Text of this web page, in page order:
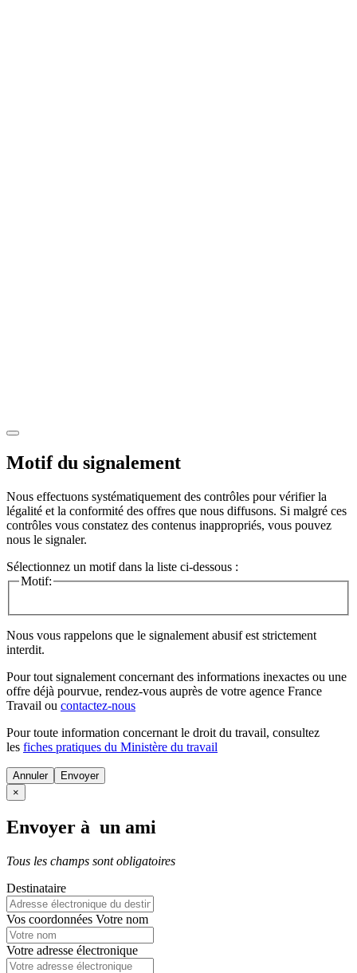
Motif du signalement
Nous effectuons systématiquement des contrôles pour vérifier la
légalité et la conformité des offres que nous diffusons. Si malgré ces
contrôles vous constatez des contenus inappropriés, vous pouvez
nous le signaler.
Sélectionnez un motif dans la liste ci-dessous :
Motif:
Nous vous rappelons que le signalement abusif est strictement
interdit.
Pour tout signalement concernant des informations inexactes ou une
offre déjà pourvue, rendez-vous auprès de votre agence France
Travail ou contactez-nous
Pour toute information concernant le droit du travail, consultez
les fiches pratiques du Ministère du travail
Annuler
×
Envoyer à un ami
Tous les champs sont obligatoires
Destinataire
Vos coordonnées Votre nom
Votre adresse électronique